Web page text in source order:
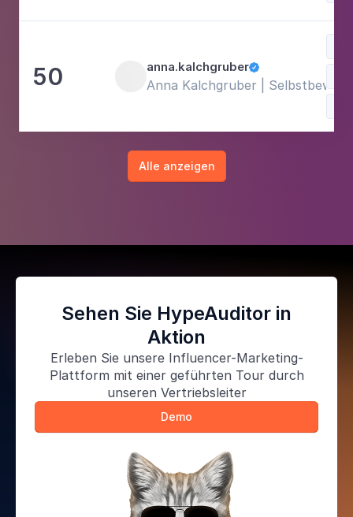
50 anna.kalchgruber
Anna Kalchgruber |
Alle anzeigen
Sehen Sie HypeAuditor in
Aktion
Erleben Sie unsere Influencer-Marketing-
Plattform mit einer geführten Tour durch
unseren Vertriebsleiter
Demo